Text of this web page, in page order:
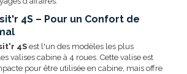
4S – Pour un Confort de
4Sest l'un des modèles les plus
valises cabine à 4 roues. Cette valise est
pour être utilisée en cabine, mais offre